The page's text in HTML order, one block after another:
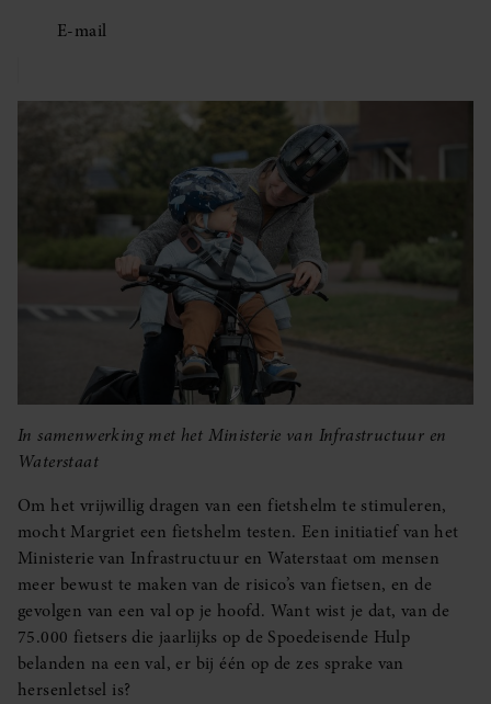
E-mail
In samenwerking met het Ministerie van Infrastructuur en
Waterstaat
Om het vrijwillig dragen van een fietshelm te stimuleren,
mocht Margriet een fietshelm testen. Een initiatief van het
Ministerie van Infrastructuur en Waterstaat om mensen
meer bewust te maken van de risico’s van fietsen, en de
gevolgen van een val op je hoofd. Want wist je dat, van de
75.000 fietsers die jaarlijks op de Spoedeisende Hulp
belanden na een val, er bij één op de zes sprake van
hersenletsel is?